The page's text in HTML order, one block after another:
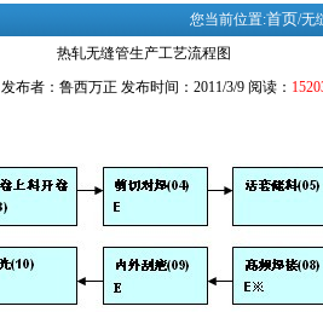
您当前位置:首页/无
热轧无缝管生产工艺流程图
发布者：鲁西万正 发布时间：2011/3/9 阅读：